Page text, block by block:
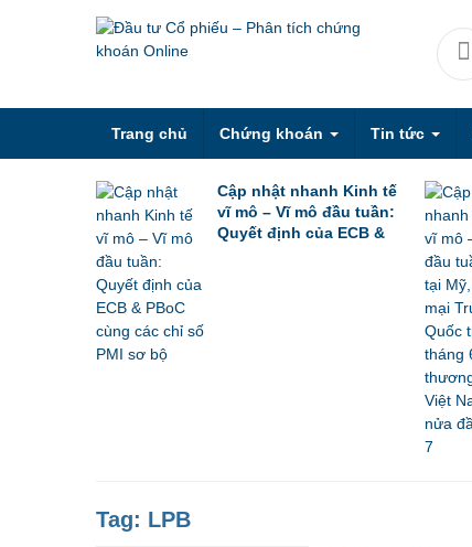
Trang chủ Chứng khoán Tin tức
Cập nhật nhanh Kinh tế
vĩ mô – Vĩ mô đầu tuần:
Quyết định của ECB &
Tag: LPB